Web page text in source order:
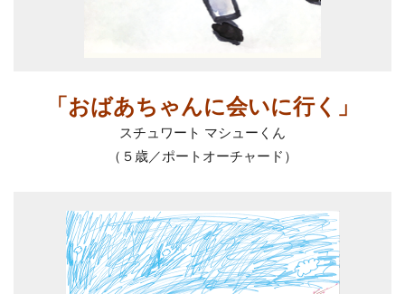
「おばあちゃんに会いに行く」
スチュワート マシューくん
（５歳／ポートオーチャード）